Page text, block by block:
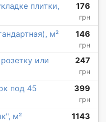
плитки,
176
грн
м² 146
грн
или
247
грн
под 45
399
грн
м² 1143